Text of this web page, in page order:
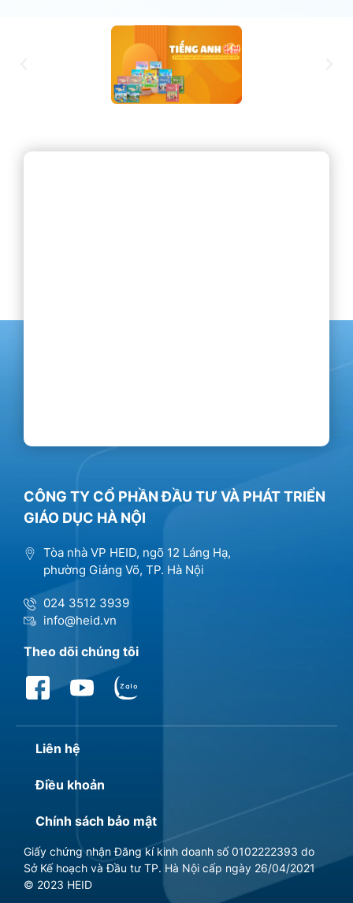
CÔNG TY CỔ PHẦN ĐẦU TƯ VÀ PHÁT TRIỂN
GIÁO DỤC HÀ NỘI
Tòa nhà VP HEID, ngõ 12 Láng Hạ,
phường Giảng Võ, TP. Hà Nội
024 3512 3939
info@heid.vn
Theo dõi chúng tôi
Liên hệ
Điều khoản
Chính sách bảo mật
Giấy chứng nhận Đăng kí kinh doanh số 0102222393 do
Sở Kế hoạch và Đầu tư TP. Hà Nội cấp ngày 26/04/2021
© 2023 HEID